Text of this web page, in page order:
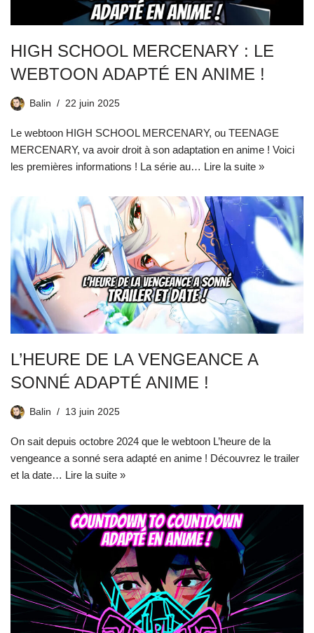
HIGH SCHOOL MERCENARY : LE
WEBTOON ADAPTÉ EN ANIME !
Balin 22 juin 2025
Le webtoon HIGH SCHOOL MERCENARY, ou TEENAGE
MERCENARY, va avoir droit à son adaptation en anime ! Voici
les premières informations ! La série au… Lire la suite »
L’HEURE DE LA VENGEANCE A
SONNÉ ADAPTÉ ANIME !
Balin 13 juin 2025
On sait depuis octobre 2024 que le webtoon L’heure de la
vengeance a sonné sera adapté en anime ! Découvrez le trailer
et la date… Lire la suite »